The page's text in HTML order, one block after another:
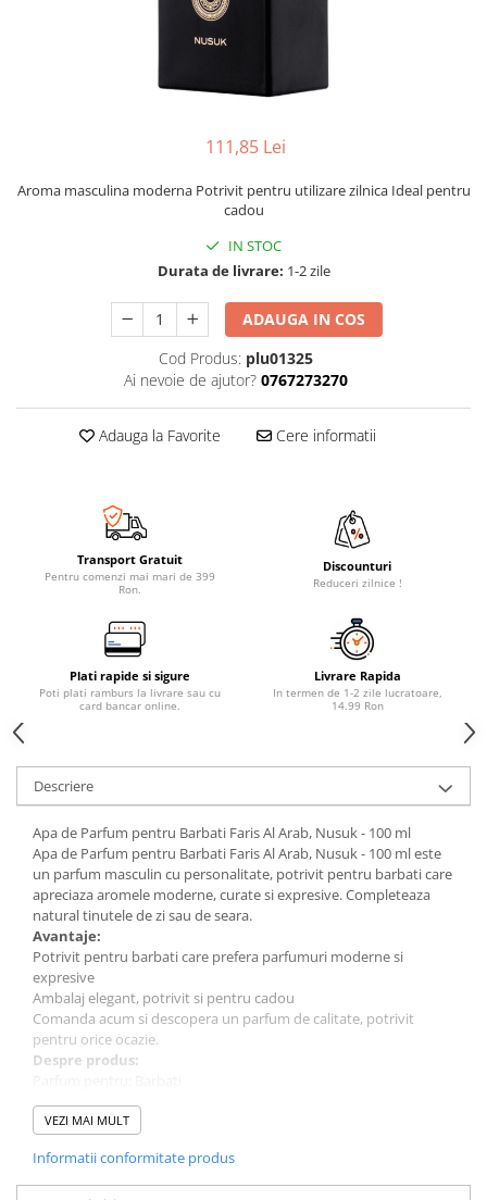
111,85 Lei
Aroma masculina moderna Potrivit pentru utilizare zilnica Ideal pentru
cadou
IN STOC
Durata de livrare: 1-2 zile
ADAUGA IN COS
Cod Produs: plu01325
Ai nevoie de ajutor? 0767273270
Adauga la Favorite Cere informatii
Transport Gratuit
Pentru comenzi mai mari de 399
Ron.
Discounturi
Reduceri zilnice !
Plati rapide si sigure
Poti plati ramburs la livrare sau cu
card bancar online.
Livrare Rapida
In termen de 1-2 zile lucratoare,
14.99 Ron
Descriere
Apa de Parfum pentru Barbati Faris Al Arab, Nusuk - 100 ml
Apa de Parfum pentru Barbati Faris Al Arab, Nusuk - 100 ml este
un parfum masculin cu personalitate, potrivit pentru barbati care
apreciaza aromele moderne, curate si expresive. Completeaza
natural tinutele de zi sau de seara.
Avantaje:
Potrivit pentru barbati care prefera parfumuri moderne si
expresive
Ambalaj elegant, potrivit si pentru cadou
Comanda acum si descopera un parfum de calitate, potrivit
pentru orice ocazie.
Despre produs:
Cantitate: 100 ml
Tip parfum: Apa de Parfum
VEZI MAI MULT
Informatii conformitate produs